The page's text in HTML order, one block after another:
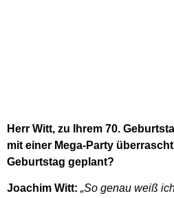
Herr Witt, zu Ihrem 70.
mit einer Mega-Party
Geburtstag geplant?
Joachim Witt: „So genau weiß